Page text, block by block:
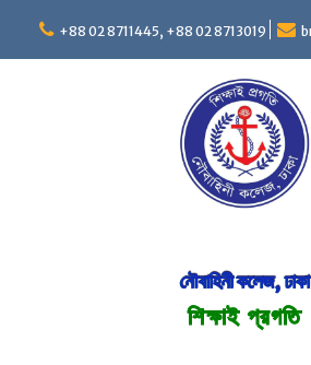
i
+88 02 8711445, +88 02 8713019
নৌবাহিনী কলেজ, ঢাকা
শিক্ষাই প্রগতি